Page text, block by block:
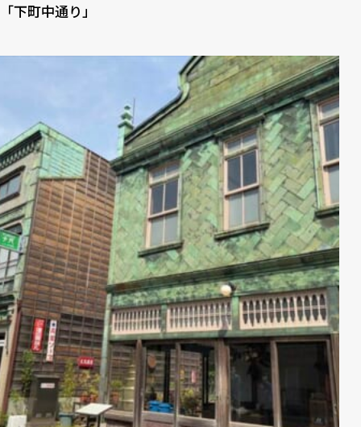
「下町中通り」